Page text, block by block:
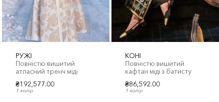
РУЖІ
Повністю вишитий
атласний тренч міді
₴192,577.00
1 колір
КОНІ
Повністю вишитий
кафтан міді з батисту
₴86,592.00
1 колір